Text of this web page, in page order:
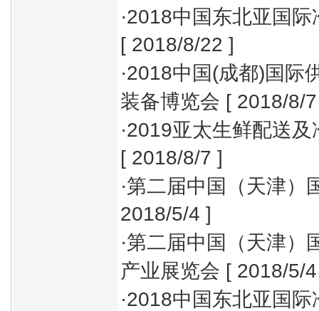
·2018中国东北亚国
[ 2018/8/22 ]
·2018中国(成都)国际
装备博览会 [ 2018/8/
·2019亚太生鲜配送
[ 2018/8/7 ]
·第二届中国（天津）
2018/5/4 ]
·第二届中国（天津）
产业展览会 [ 2018/5/
·2018中国东北亚国